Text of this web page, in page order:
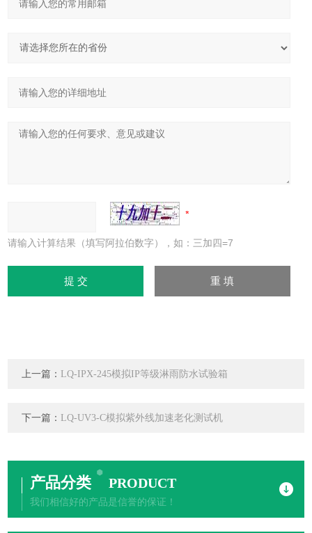
请输入计算结果（填写阿拉伯数字），如：三加四=7
上一篇： LQ-IPX-245模拟IP等级淋雨防水试验箱
下一篇： LQ-UV3-C模拟紫外线加速老化测试机
产品分类 PRODUCT
我们相信好的产品是信誉的保证！